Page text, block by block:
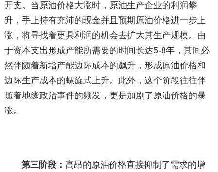
开支。当原油价格大涨时，原油生产企业的利润攀
升，手上持有充沛的现金并且预期原油价格进一步上
涨，将寻找着更具利润的机会去扩大其生产规模。由
于资本支出形成产能所需要的时间长达5-8年，其间必
然伴随着新增产能边际成本的飙升，形成原油价格和
边际生产成本的螺旋式上升。此外，这个阶段往往伴
随着地缘政治事件的频发，更是加剧了原油价格的暴
涨。
第三阶段： 高昂的原油价格直接抑制了需求的增